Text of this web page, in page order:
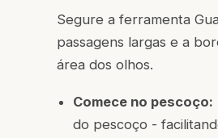
Segure a ferramenta
passagens largas e a
área dos olhos.
Comece no pescoço:
do pescoço -